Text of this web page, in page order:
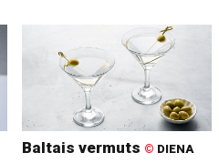
Baltais vermuts © DIENA